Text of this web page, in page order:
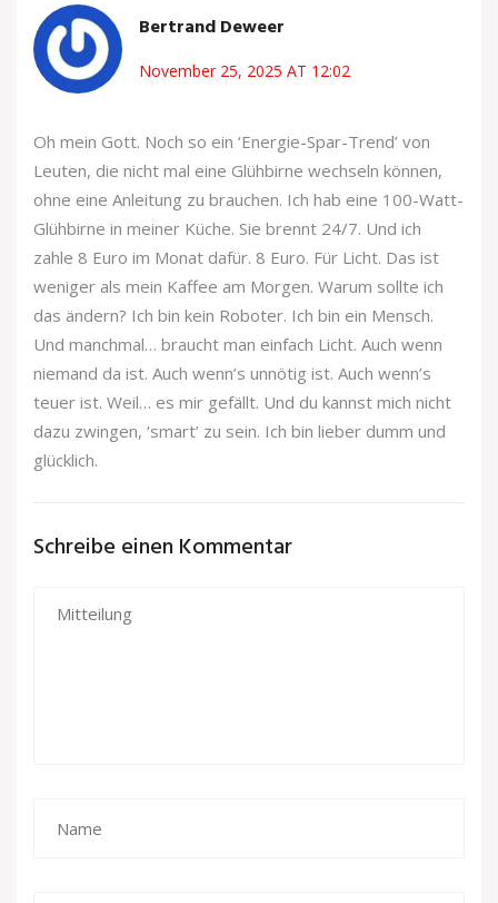
Bertrand Deweer
November 25, 2025 AT 12:02
Oh mein Gott. Noch so ein ‘Energie-Spar-Trend’ von
Leuten, die nicht mal eine Glühbirne wechseln können,
ohne eine Anleitung zu brauchen. Ich hab eine 100-Watt-
Glühbirne in meiner Küche. Sie brennt 24/7. Und ich
zahle 8 Euro im Monat dafür. 8 Euro. Für Licht. Das ist
weniger als mein Kaffee am Morgen. Warum sollte ich
das ändern? Ich bin kein Roboter. Ich bin ein Mensch.
Und manchmal… braucht man einfach Licht. Auch wenn
niemand da ist. Auch wenn’s unnötig ist. Auch wenn’s
teuer ist. Weil… es mir gefällt. Und du kannst mich nicht
dazu zwingen, ‘smart’ zu sein. Ich bin lieber dumm und
glücklich.
Schreibe einen Kommentar